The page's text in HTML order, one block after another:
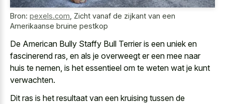
Bron: pexels.com Zicht vanaf de zijkant van een
Amerikaanse bruine pestkop
De American Bully Staffy Bull Terrier is een uniek en
fascinerend ras, en als je overweegt er een mee naar
huis te nemen, is het essentieel om te weten wat je kunt
verwachten.
Dit ras is het resultaat van een kruising tussen de